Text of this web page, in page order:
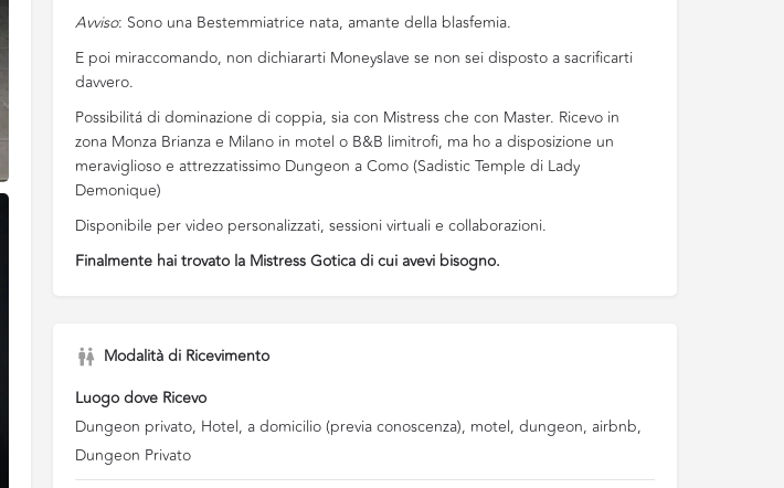
Avviso: Sono una Bestemmiatrice nata, amante della blasfemia.
E poi miraccomando, non dichiararti Moneyslave se non sei disposto a sacrificarti
davvero.
Possibilitá di dominazione di coppia, sia con Mistress che con Master. Ricevo in
zona Monza Brianza e Milano in motel o B&B limitrofi, ma ho a disposizione un
meraviglioso e attrezzatissimo Dungeon a Como (Sadistic Temple di Lady
Demonique)
Disponibile per video personalizzati, sessioni virtuali e collaborazioni.
Finalmente hai trovato la Mistress Gotica di cui avevi bisogno.
Modalità di Ricevimento
Luogo dove Ricevo
Dungeon privato, Hotel, a domicilio (previa conoscenza), motel, dungeon, airbnb,
Dungeon Privato